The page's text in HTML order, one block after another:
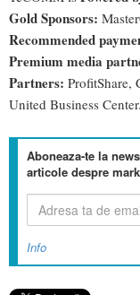
Gold Sponsors:
Recommended
Premium media
Partners: ProfitShare,
United Business Center.
Aboneaza-te la
articole despre
Info